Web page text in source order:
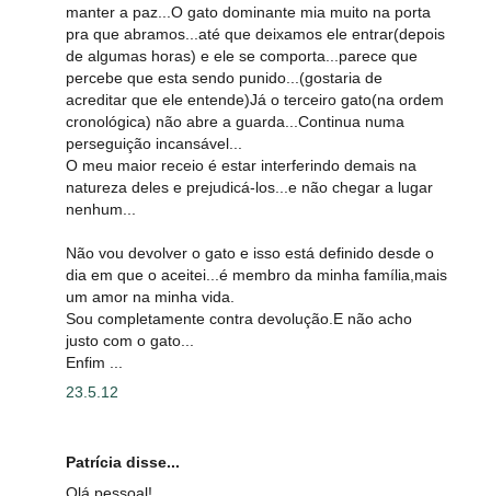
manter a paz...O gato dominante mia muito na porta
pra que abramos...até que deixamos ele entrar(depois
de algumas horas) e ele se comporta...parece que
percebe que esta sendo punido...(gostaria de
acreditar que ele entende)Já o terceiro gato(na ordem
cronológica) não abre a guarda...Continua numa
perseguição incansável...
O meu maior receio é estar interferindo demais na
natureza deles e prejudicá-los...e não chegar a lugar
nenhum...
Não vou devolver o gato e isso está definido desde o
dia em que o aceitei...é membro da minha família,mais
um amor na minha vida.
Sou completamente contra devolução.E não acho
justo com o gato...
Enfim ...
23.5.12
Patrícia disse...
Olá pessoal!